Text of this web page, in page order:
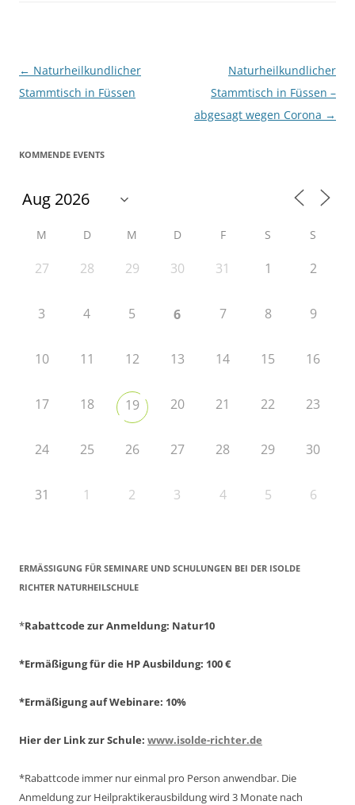
Beitragsnavigation
← Naturheilkundlicher
Stammtisch in Füssen
Naturheilkundlicher
Stammtisch in Füssen –
abgesagt wegen Corona →
KOMMENDE EVENTS
M D M D F S S
27 28 29 30 31 1 2
3 4 5 6 7 8 9
10 11 12 13 14 15 16
17 18 19 20 21 22 23
24 25 26 27 28 29 30
31 1 2 3 4 5 6
ERMÄSSIGUNG FÜR SEMINARE UND SCHULUNGEN BEI DER ISOLDE R
ICHTER NATURHEILSCHULE
*Rabattcode zur Anmeldung: Natur10
*Ermäßigung für die HP Ausbildung: 100 €
*Ermäßigung auf Webinare: 10%
Hier der Link zur Schule: www.isolde-richter.de
*Rabattcode immer nur einmal pro Person anwendbar. Die
Anmeldung zur Heilpraktikerausbildung wird 3 Monate nach